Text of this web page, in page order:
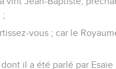
;
vous ; car le
il a été parlé par Esaïe